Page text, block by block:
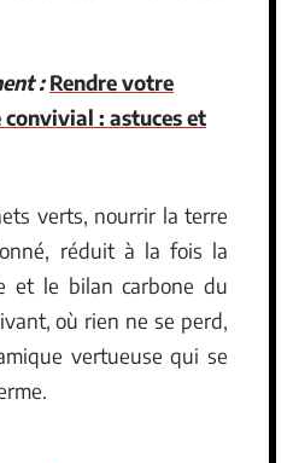
: Rendre votre
convivial : astuces et
verts, nourrir la terre
réduit à la fois la
et le bilan carbone du
où rien ne se perd,
vertueuse qui se